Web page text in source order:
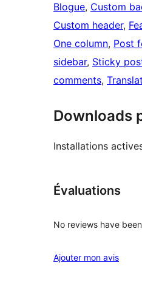
Blogue, Custom
Custom header,
One column, Post
sidebar, Sticky
comments,
Downloads
Installations
Évaluations
No reviews have
Ajouter mon avis